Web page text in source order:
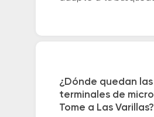
¿Dónde quedan las
terminales de
Tome a Las Varillas?